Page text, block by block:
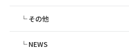
その他
NEWS